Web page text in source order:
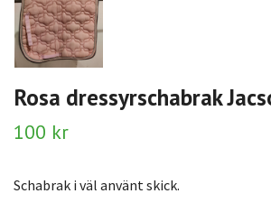
Rosa dressyrschabrak
100 kr
Schabrak i väl använt skick.